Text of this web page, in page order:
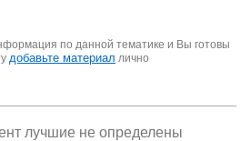
по данной тематике и Вы готовы
добавьте материал лично
лучшие не определены